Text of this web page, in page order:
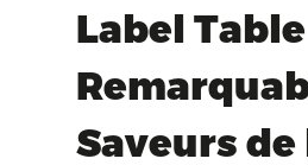
Label Table
Saveurs